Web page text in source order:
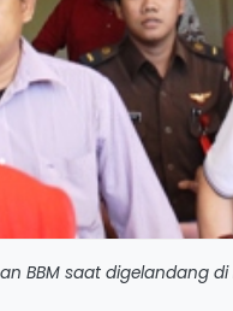
BBM saat digelandang di